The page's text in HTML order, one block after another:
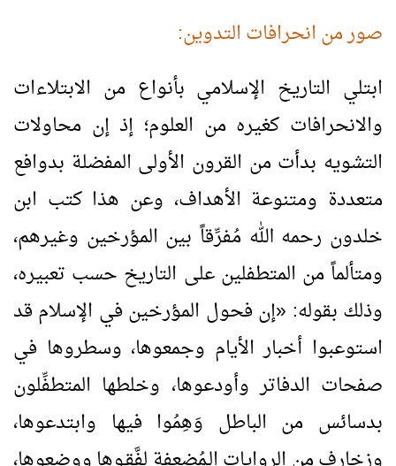
صور من انحرافات التدوين:
ابتلي التاريخ الإسلامي بأنواع من الابتلاءات
والانحرافات كغيره من العلوم؛ إذ إن محاولات
التشويه بدأت من القرون الأولى المفضلة بدوافع
متعددة ومتنوعة الأهداف، وعن هذا كتب ابن
خلدون رحمه الله مُفرِّقاً بين المؤرخين وغيرهم،
ومتألماً من المتطفلين على التاريخ حسب تعبيره،
وذلك بقوله: «إن فحول المؤرخين في الإسلام قد
استوعبوا أخبار الأيام وجمعوها، وسطروها في
صفحات الدفاتر وأودعوها، وخلطها المتطفِّلون
بدسائس من الباطل وَهِمُوا فيها وابتدعوها،